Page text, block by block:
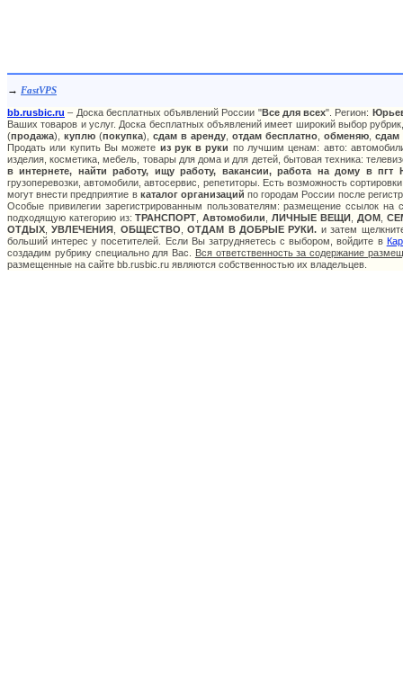
→ FastVPS
bb.rusbic.ru – Доска бесплатных объявлений России "Все для всех". Регион:
Ваших товаров и услуг. Доска бесплатных объявлений имеет широкий выбор
(продажа), куплю (покупка), сдам в аренду отдам бесплатно обменяю сдам
Продать или купить Вы можете из рук в руки по лучшим ценам: авто:
изделия, косметика, мебель, товары для дома и для детей, бытовая техника:
в интернете, найти работу, ищу работу, вакансии, работа на дому в пгт
грузоперевозки, автомобили, автосервис, репетиторы. Есть возможность
могут внести предприятие в каталог организаций по городам России после
Особые привилегии зарегистрированным пользователям: размещение ссылок
подходящую категорию из:ТРАНСПОРТ ,Автомобили ,ЛИЧНЫЕ ВЕЩИ, ДОМ,
ОТДЫХ ,УВЛЕЧЕНИЯ ОБЩЕСТВО ,ОТДАМ В ДОБРЫЕ РУКИ. и затем
больший интерес у посетителей. Если Вы затрудняетесь с выбором, войдите в
создадим рубрику специально для Вас. Вся ответственность за содержание
размещенные на сайте bb.rusbic.ru являются собственностью их владельцев.